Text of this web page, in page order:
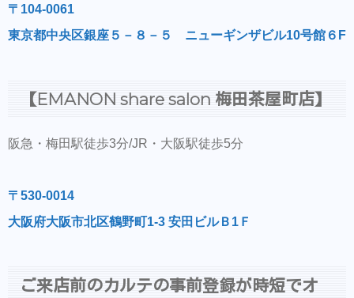
〒104-0061
東京都中央区銀座５－８－５ ニューギンザビル10号館６F
【EMANON share salon 梅田茶屋町店】
阪急・梅田駅徒歩3分/JR・大阪駅徒歩5分
〒530-0014
大阪府大阪市北区鶴野町1-3 安田ビルＢ1Ｆ
ご来店前のカルテの事前登録が時短でオ